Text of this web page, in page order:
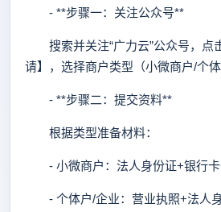
- **步骤一：关注公众号**
搜索并关注“广力云”公众号，点
请】，选择商户类型（小微商户/个体
- **步骤二：提交资料**
根据类型准备材料：
- 小微商户：法人身份证+银行卡
- 个体户/企业：营业执照+法人